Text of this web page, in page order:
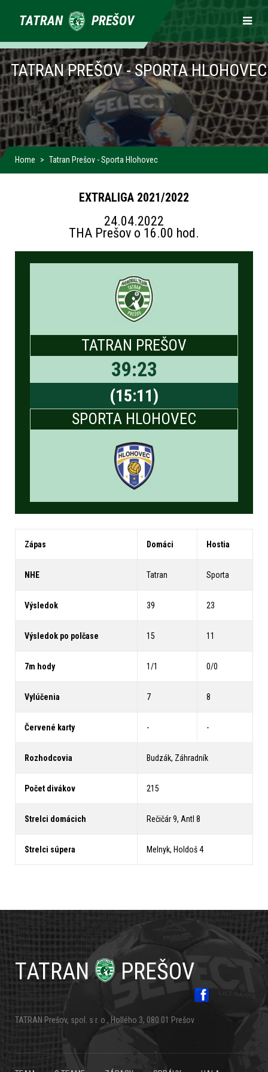
TATRAN PREŠOV
Primárne
odkazy
TATRAN PREŠOV - SPORTA HLOHOVEC
Home Tatran Prešov - Sporta Hlohovec
EXTRALIGA 2021/2022
24.04.2022
THA Prešov o 16.00 hod.
TATRAN PREŠOV
39:23
(15:11)
SPORTA HLOHOVEC
Zápas Domáci Hostia
NHE Tatran Sporta
Výsledok 39 23
Výsledok po polčase 15 11
7m hody 1/1 0/0
Vylúčenia 7 8
Červené karty - -
Rozhodcovia Budzák, Záhradník
Počet divákov 215
Strelci domácich Rečičár 9, Antl 8
Strelci súpera Melnyk, Holdoš 4
TATRAN PREŠOV
TATRAN Prešov, spol. s r. o., Hollého 3, 080 01 Prešov